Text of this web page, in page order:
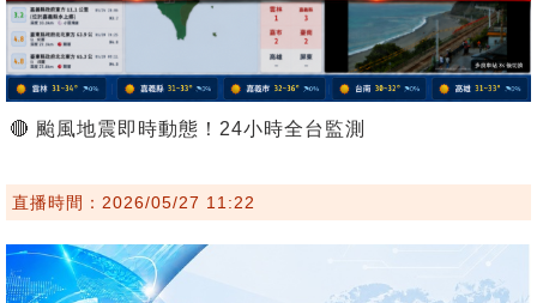
🔴 颱風地震即時動態！24小時全台監測
直播時間：2026/05/27 11:22